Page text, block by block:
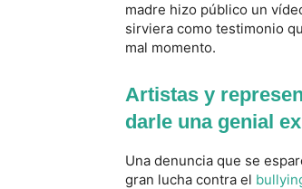
madre hizo público un
sirviera como testimonio
mal momento.
Artistas y
darle una genial
Una denuncia que se
gran lucha contra el